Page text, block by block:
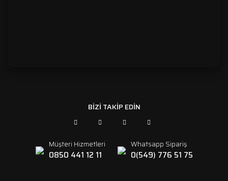
BİZİ TAKİP EDİN
Müşteri Hizmetleri
0850 441 12 11
Whatsapp Sipariş
0(549) 776 51 75